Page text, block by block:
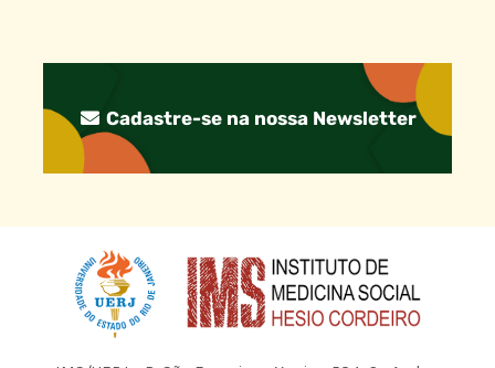
Cadastre-se na nossa Newsletter